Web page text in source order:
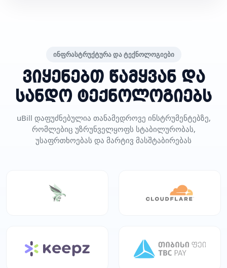
ინფრასტრუქტურა და ტექნოლოგიები
ვიყენებთ წამყვან და
სანდო ტექნოლოგიებს
uBill დაფუძნებულია თანამედროვე ინსტრუმენტებზე,
რომლებიც უზრუნველყოფს სტაბილურობას,
უსაფრთხოებას და მარტივ მასშტაბირებას